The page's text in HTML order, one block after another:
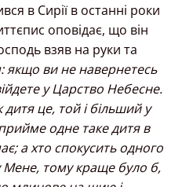
в Сирії в останні роки
оповідає, що він
взяв на руки та
якщо ви не навернетесь
у Царство Небесне.
це, той і більший у
одне таке дитя в
а хто спокусить одного
Мене, тому краще було б,